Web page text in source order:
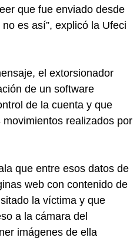
que fue enviado desde
es así”, explicó la Ufeci
el extorsionador
de un software
de la cuenta y que
realizados por
que entre esos datos de
web con contenido de
la víctima y que
a la cámara del
imágenes de ella